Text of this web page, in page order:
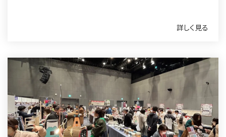
詳しく見る